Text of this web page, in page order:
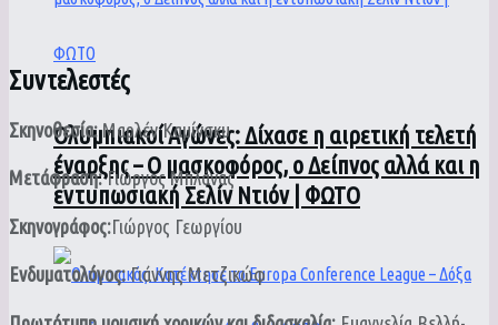
Ολυμπιακοί Αγώνες: Δίχασε η αιρετική τελετή
έναρξης – Ο μασκοφόρος, ο Δείπνος αλλά και η
εντυπωσιακή Σελίν Ντιόν | ΦΩΤΟ
Συντελεστές
Σκηνοθεσία:Μαρλέν Καμίνσκυ
Μετάφραση:Γιώργος Μπλάνας
Σκηνογράφος:Γιώργος Γεωργίου
Ενδυματολόγος:Γιάννης Μετζικώφ